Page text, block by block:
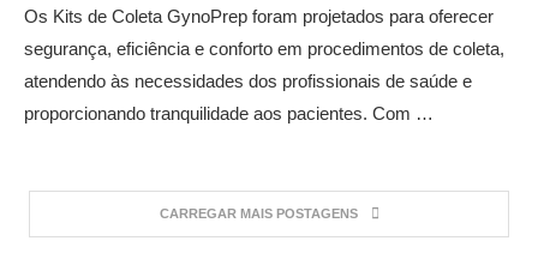
Os Kits de Coleta GynoPrep foram projetados para oferecer
segurança, eficiência e conforto em procedimentos de coleta,
atendendo às necessidades dos profissionais de saúde e
proporcionando tranquilidade aos pacientes. Com …
CARREGAR MAIS POSTAGENS